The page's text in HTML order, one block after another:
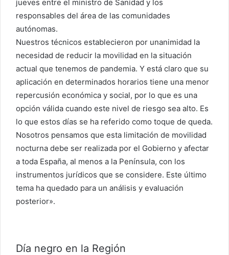
jueves entre el ministro de Sanidad y los
responsables del área de las comunidades
autónomas.
Nuestros técnicos establecieron por unanimidad la
necesidad de reducir la movilidad en la situación
actual que tenemos de pandemia. Y está claro que su
aplicación en determinados horarios tiene una menor
repercusión económica y social, por lo que es una
opción válida cuando este nivel de riesgo sea alto. Es
lo que estos días se ha referido como toque de queda.
Nosotros pensamos que esta limitación de movilidad
nocturna debe ser realizada por el Gobierno y afectar
a toda España, al menos a la Península, con los
instrumentos jurídicos que se considere. Este último
tema ha quedado para un análisis y evaluación
posterior».
Día negro en la Región